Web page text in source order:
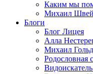
Каким мы
Михаил
Блоги
Блог Лицея
Алла
Михаил